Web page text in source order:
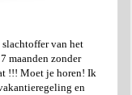
van het
maanden zonder
!!! Moet je horen! Ik
en